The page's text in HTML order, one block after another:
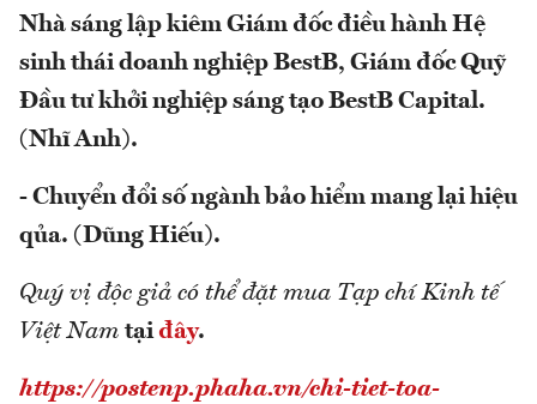
Nhà sáng lập kiêm Giám đốc điều hành Hệ
sinh thái doanh nghiệp BestB, Giám đốc Quỹ
Đầu tư khởi nghiệp sáng tạo BestB Capital.
(Nhĩ Anh).
- Chuyển đổi số ngành bảo hiểm mang lại hiệu
qủa. (Dũng Hiếu).
Quý vị độc giả có thể đặt mua Tạp chí Kinh tế
Việt Nam tạiđây.
https://postenp.phaha.vn/chi-tiet-toa-